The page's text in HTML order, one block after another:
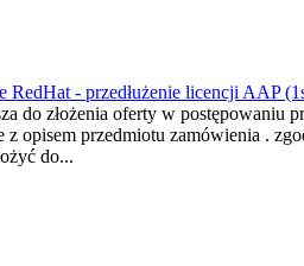
RedHat - przedłużenie licencji AAP
do złożenia oferty w
z opisem przedmiotu zamówienia .
do...